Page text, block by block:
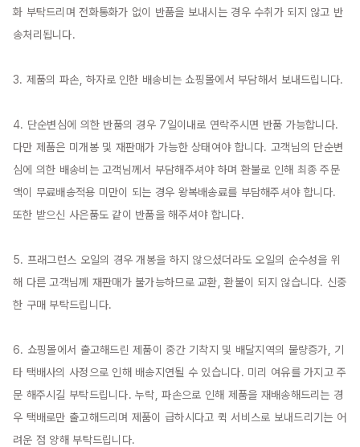
화 부탁드리며 전화통화가 없이 반품을 보내시는 경우 수취가 되지 않고 반
송처리됩니다.
3. 제품의 파손, 하자로 인한 배송비는 쇼핑몰에서 부담해서 보내드립니다.
4. 단순변심에 의한 반품의 경우 7일이내로 연락주시면 반품 가능합니다.
다만 제품은 미개봉 및 재판매가 가능한 상태여야 합니다. 고객님의 단순변
심에 의한 배송비는 고객님께서 부담해주셔야 하며 환불로 인해 최종 주문
액이 무료배송적용 미만이 되는 경우 왕복배송료를 부담해주셔야 합니다.
또한 받으신 사은품도 같이 반품을 해주셔야 합니다.
5. 프래그런스 오일의 경우 개봉을 하지 않으셨더라도 오일의 순수성을 위
해 다른 고객님께 재판매가 불가능하므로 교환, 환불이 되지 않습니다. 신중
한 구매 부탁드립니다.
6. 쇼핑몰에서 출고해드린 제품이 중간 기착지 및 배달지역의 물량증가, 기
타 택배사의 사정으로 인해 배송지연될 수 있습니다. 미리 여유를 가지고 주
문 해주시길 부탁드립니다. 누락, 파손으로 인해 제품을 재배송해드리는 경
우 택배로만 출고해드리며 제품이 급하시다고 퀵 서비스로 보내드리기는 어
려운 점 양해 부탁드립니다.